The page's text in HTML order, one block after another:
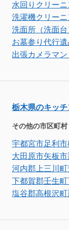
水回りクリー
洗濯機クリー
洗面所（洗面
お墓参り代行遺
出張カメラマン
栃木県のキッ
その他の市区町村
宇都宮市足利市
大田原市矢板市
河内郡上三川町
下都賀郡壬生町
塩谷郡高根沢町